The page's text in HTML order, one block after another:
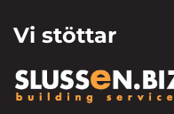
Vi stöttar